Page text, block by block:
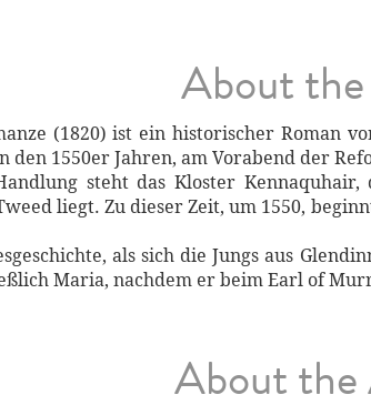
About
(1820) ist ein historischer Roman
den 1550er Jahren, am Vorabend der
steht das Kloster
liegt. Zu dieser Zeit, um 1550,
als sich die Jungs aus
Maria, nachdem er beim Earl of
About